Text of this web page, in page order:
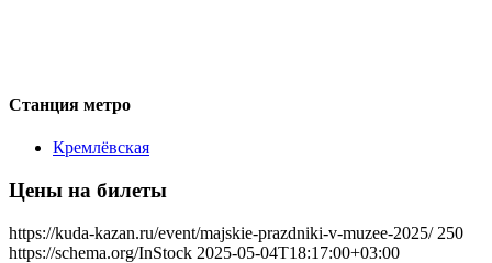
Станция метро
Кремлёвская
Цены на билеты
https://kuda-kazan.ru/event/majskie-prazdniki-v-muzee-2025/ 250
https://schema.org/InStock 2025-05-04T18:17:00+03:00